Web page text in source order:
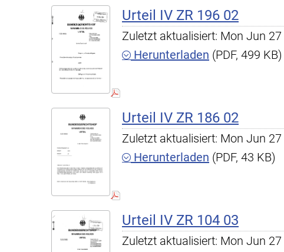
Urteil IV ZR 196 02
Zuletzt aktualisiert: Mon Jun
Herunterladen (PDF, 499 KB)
Urteil IV ZR 186 02
Zuletzt aktualisiert: Mon Jun
Herunterladen (PDF, 43 KB)
Urteil IV ZR 104 03
Zuletzt aktualisiert: Mon Jun